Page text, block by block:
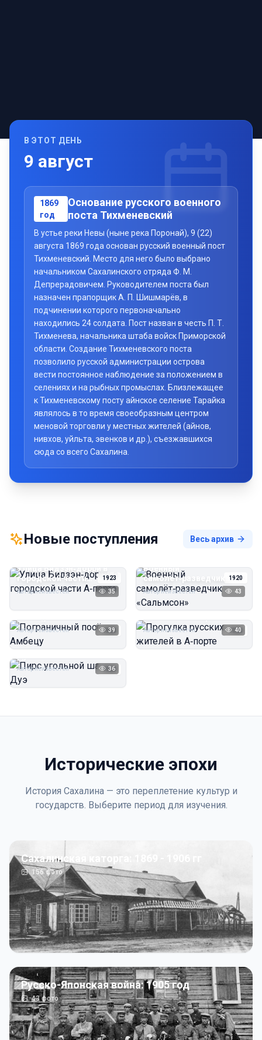
В ЭТОТ ДЕНЬ
9 август
1869
год
Основание русского военного
поста Тихменевский
В устье реки Невы (ныне река Поронай), 9 (22)
августа 1869 года основан русский военный пост
Тихменевский. Место для него было выбрано
начальником Сахалинского отряда Ф. М.
Депрерадовичем. Руководителем поста был
назначен прапорщик А. П. Шишмарёв, в
подчинении которого первоначально
находились 24 солдата. Пост назван в честь П. Т.
Тихменева, начальника штаба войск Приморской
области. Создание Тихменевского поста
позволило русской администрации острова
вести постоянное наблюдение за положением в
селениях и на рыбных промыслах. Близлежащее
к Тихменевскому посту айнское селение Тарайка
являлось в то время своеобразным центром
меновой торговли у местных жителей (айнов,
нивхов, уйльта, эвенков и др.), съезжавшихся
сюда со всего Сахалина.
Новые поступления Весь архив
1923
Улица Бидзэн‑дорри в
городской части
А‑порта
Автор неизвестен 35
1920
Военный
самолёт‑разведчик
«Сальмсон»
Автор неизвестен 43
1923
Автор неизвестен 39 1923
Прогулка русских
Автор неизвестен 40
1923
Пирс угольной шахты
Автор неизвестен 36
Исторические эпохи
История Сахалина — это переплетение культур и
государств. Выберите период для изучения.
Сахалинская каторга: 1869 - 1906 гг
156фото
Русско-Японская война: 1905 год
43фото